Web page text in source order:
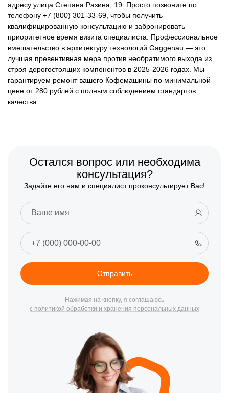
адресу улица Степана Разина, 19. Просто позвоните по
телефону +7 (800) 301-33-69, чтобы получить
квалифицированную консультацию и забронировать
приоритетное время визита специалиста. Профессиональное
вмешательство в архитектуру технологий Gaggenau — это
лучшая превентивная мера против необратимого выхода из
строя дорогостоящих компонентов в 2025-2026 годах. Мы
гарантируем ремонт вашего Кофемашины по минимальной
цене от 280 рублей с полным соблюдением стандартов
качества.
Остался вопрос или необходима
консультация?
Задайте его нам и специалист проконсультирует Вас!
Отправить
Нажимая на кнопку, я соглашаюсь
с политикой обработки и хранения персональных данных